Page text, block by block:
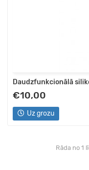
Daudzfunkcionālā
€10,00
Uz grozu
Rāda no 1